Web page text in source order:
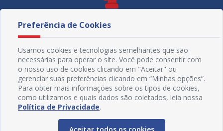
Redes Sociais
Preferência de Cookies
Usamos cookies e tecnologias semelhantes que são
necessárias para operar o site. Você pode consentir com
o nosso uso de cookies clicando em "Aceitar" ou
gerenciar suas preferências clicando em “Minhas opções”.
Para obter mais informações sobre os tipos de cookies,
como utilizamos e quais dados são coletados, leia nossa
Política de Privacidade.